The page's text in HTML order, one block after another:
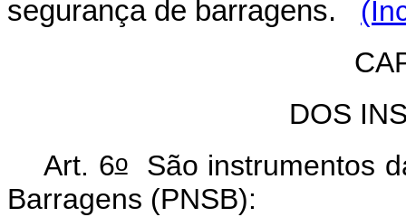
segurança de barragens.
DOS
Art. 6oSão instrumentos
Barragens (PNSB):